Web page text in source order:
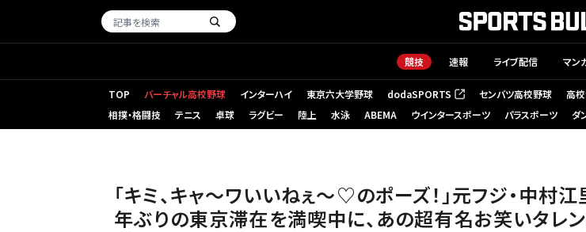
競技 速報 ライブ配信 マン
TOP バーチャル高校野球 インターハイ 東京六大学野球 dodaSPORTS
（新しいタブで開く） センバツ高校野球 高校
相撲・格闘技
テニス 卓球 ラグビー 陸上 水泳 ABEMA ウインタースポーツ パラスポーツ ダ
「キミ、キャ〜ワいいねぇ〜♡のポーズ！」元フジ・中村江
年ぶりの東京滞在を満喫中に、あの超有名お笑いタレ